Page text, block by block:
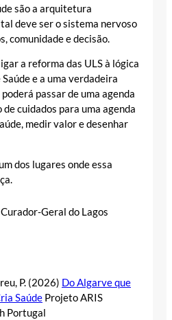
são a arquitetura
deve ser o sistema nervoso
comunidade e decisão.
a reforma das ULS à lógica
e a uma verdadeira
passar de uma agenda
cuidados para uma agenda
medir valor e desenhar
dos lugares onde essa
Curador-Geral do Lagos
P. (2026) Do Algarve que
Saúde Projeto ARIS
Portugal